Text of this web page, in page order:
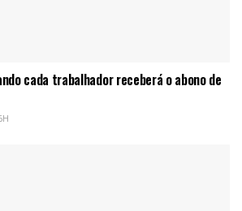
cada trabalhador receberá o abono de